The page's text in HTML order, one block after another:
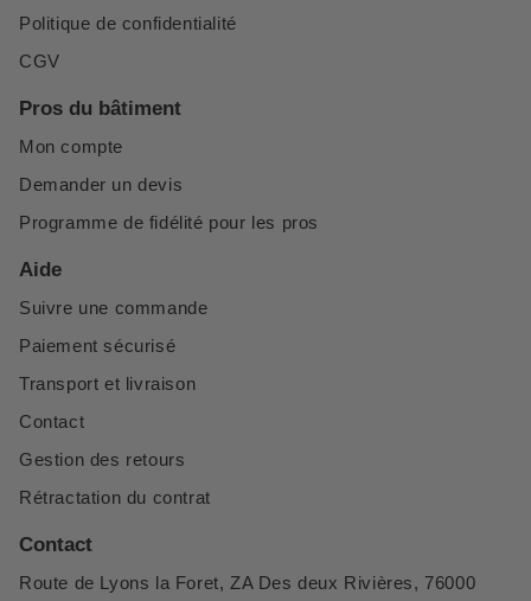
Politique de confidentialité
CGV
Pros du bâtiment
Mon compte
Demander un devis
Programme de fidélité pour les pros
Aide
Suivre une commande
Paiement sécurisé
Transport et livraison
Contact
Gestion des retours
Rétractation du contrat
Contact
Route de Lyons la Foret, ZA Des deux Rivières, 76000